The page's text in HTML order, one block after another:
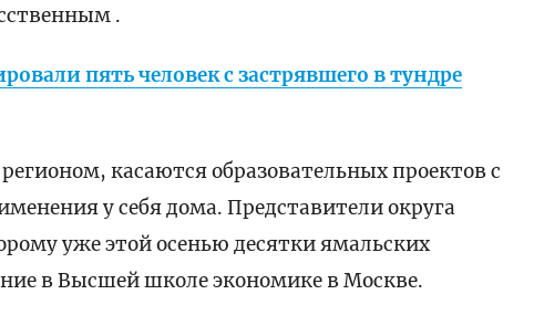
.
пять человек с застрявшего в тундре
касаются образовательных проектов с
у себя дома. Представители округа
уже этой осенью десятки ямальских
в Высшей школе экономике в Москве.